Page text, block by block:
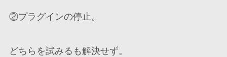
②プラグインの停止。
どちらを試みるも解決せず。